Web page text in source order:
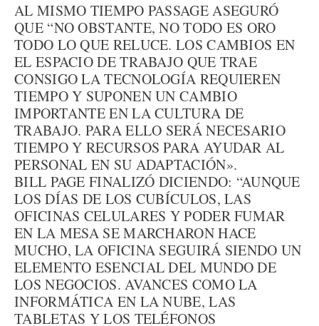
AL MISMO TIEMPO PASSAGE ASEGURÓ
QUE “NO OBSTANTE, NO TODO ES ORO
TODO LO QUE RELUCE. LOS CAMBIOS EN
EL ESPACIO DE TRABAJO QUE TRAE
CONSIGO LA TECNOLOGÍA REQUIEREN
TIEMPO Y SUPONEN UN CAMBIO
IMPORTANTE EN LA CULTURA DE
TRABAJO. PARA ELLO SERÁ NECESARIO
TIEMPO Y RECURSOS PARA AYUDAR AL
PERSONAL EN SU ADAPTACIÓN».
BILL PAGE FINALIZÓ DICIENDO: “AUNQUE
LOS DÍAS DE LOS CUBÍCULOS, LAS
OFICINAS CELULARES Y PODER FUMAR
EN LA MESA SE MARCHARON HACE
MUCHO, LA OFICINA SEGUIRÁ SIENDO UN
ELEMENTO ESENCIAL DEL MUNDO DE
LOS NEGOCIOS. AVANCES COMO LA
INFORMÁTICA EN LA NUBE, LAS
TABLETAS Y LOS TELÉFONOS